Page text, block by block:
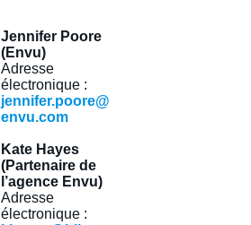
Jennifer Poore
(Envu)
Adresse
électronique :
jennifer.poore@
envu.com
Kate Hayes
(Partenaire de
l’agence Envu)
Adresse
électronique :